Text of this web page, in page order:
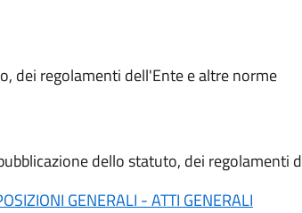
dei regolamenti dell'Ente e altre norme
dello statuto, dei regolamenti
GENERALI - ATTI GENERALI